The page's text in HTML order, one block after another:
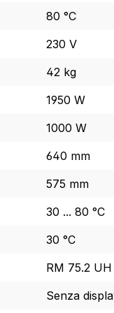
80 °C
230 V
42 kg
1950 W
1000 W
640 mm
575 mm
30 ... 80 °C
30 °C
RM 75.2 UH
Senza